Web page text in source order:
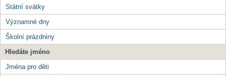
Státní svátky
Významné dny
Školní prázdniny
Hledáte jméno
Jména pro děti